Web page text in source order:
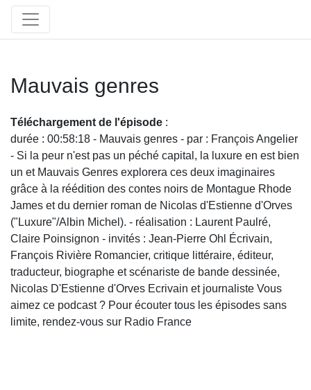
Mauvais genres
Téléchargement de l'épisode :
durée : 00:58:18 - Mauvais genres - par : François Angelier
- Si la peur n'est pas un péché capital, la luxure en est bien
un et Mauvais Genres explorera ces deux imaginaires
grâce à la réédition des contes noirs de Montague Rhode
James et du dernier roman de Nicolas d'Estienne d'Orves
("Luxure"/Albin Michel). - réalisation : Laurent Paulré,
Claire Poinsignon - invités : Jean-Pierre Ohl Écrivain,
François Rivière Romancier, critique littéraire, éditeur,
traducteur, biographe et scénariste de bande dessinée,
Nicolas D'Estienne d'Orves Ecrivain et journaliste Vous
aimez ce podcast ? Pour écouter tous les épisodes sans
limite, rendez-vous sur Radio France